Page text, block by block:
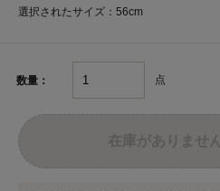
選択されたサイズ：56cm
数量： 点